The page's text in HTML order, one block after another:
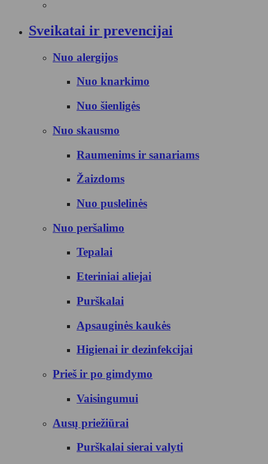
Sveikatai ir prevencijai
Nuo alergijos
Nuo knarkimo
Nuo šienligės
Nuo skausmo
Raumenims ir sanariams
Žaizdoms
Nuo puslelinės
Nuo peršalimo
Tepalai
Eteriniai aliejai
Purškalai
Apsauginės kaukės
Higienai ir dezinfekcijai
Prieš ir po gimdymo
Vaisingumui
Ausų priežiūrai
Purškalai sierai valyti